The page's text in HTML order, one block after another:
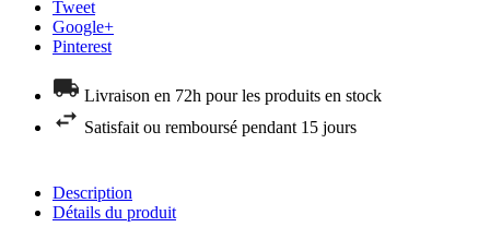
Tweet
Google+
Pinterest
Livraison en 72h pour les produits en stock
Satisfait ou remboursé pendant 15 jours
Description
Détails du produit